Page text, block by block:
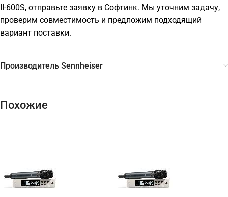
II-600S, отправьте заявку в Софтинк. Мы уточним задачу,
проверим совместимость и предложим подходящий
вариант поставки.
Производитель Sennheiser
Похожие